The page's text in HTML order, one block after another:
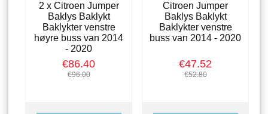
2 x Citroen Jumper
Baklys Baklykt
Baklykter venstre
høyre buss van 2014
- 2020
€86.40
€96.00
Citroen Jumper
Baklys Baklykt
Baklykter venstre
buss van 2014 - 2020
€47.52
€52.80